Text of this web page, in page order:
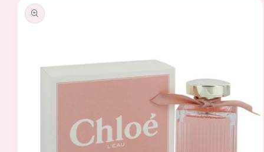
product
information